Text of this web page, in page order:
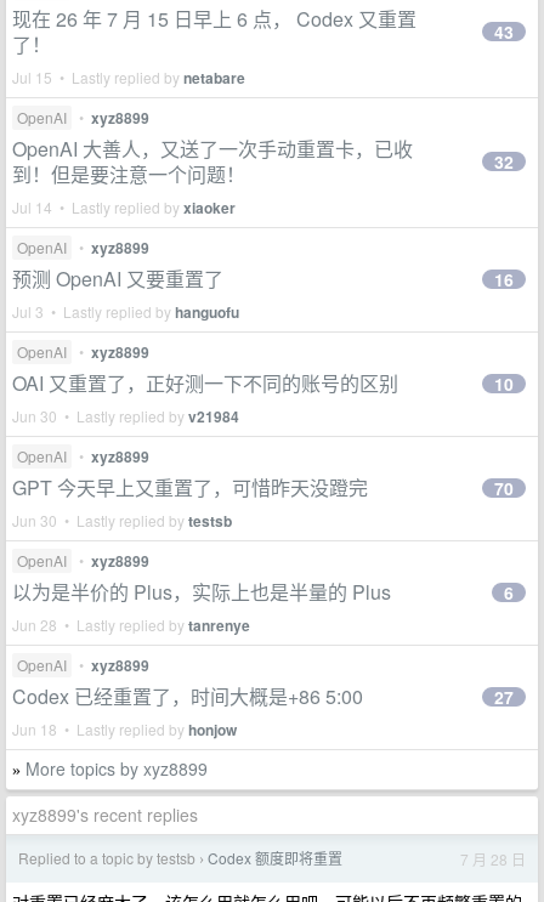
现在 26 年 7 月 15 日早上 6 点， Codex 又重置
了！
Jul 15 • Lastly replied bynetabare
43
OpenAI • xyz8899
OpenAI 大善人，又送了一次手动重置卡，已收
到！但是要注意一个问题！
Jul 14 • Lastly replied byxiaoker
32
OpenAI • xyz8899
预测 OpenAI 又要重置了
Jul 3 • Lastly replied byhanguofu
16
OpenAI • xyz8899
OAI 又重置了，正好测一下不同的账号的区别
Jun 30 • Lastly replied byv21984
10
OpenAI • xyz8899
GPT 今天早上又重置了，可惜昨天没蹬完
Jun 30 • Lastly replied bytestsb
70
OpenAI • xyz8899
以为是半价的 Plus，实际上也是半量的 Plus
Jun 28 • Lastly replied bytanrenye
6
OpenAI • xyz8899
Codex 已经重置了，时间大概是+86 5:00
Jun 18 • Lastly replied byhonjow
27
» More topics by xyz8899
xyz8899's recent replies
Replied to a topic by testsb › Codex 额度即将重置 7 月 28 日